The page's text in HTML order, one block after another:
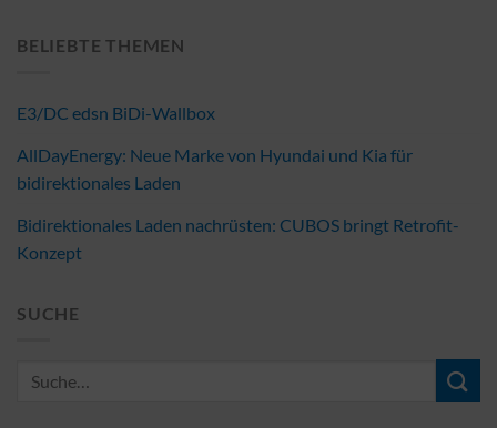
BELIEBTE THEMEN
E3/DC edsn BiDi-Wallbox
AllDayEnergy: Neue Marke von Hyundai und Kia für
bidirektionales Laden
Bidirektionales Laden nachrüsten: CUBOS bringt Retrofit-
Konzept
SUCHE